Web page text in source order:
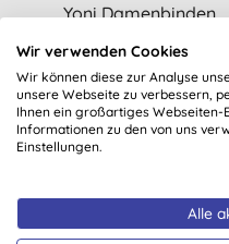
Yoni Damenbinden
4,80 € KAUFEN
Wir verwenden Cookies
Wir können diese zur Analyse
unsere Webseite zu verbessern,
Ihnen ein großartiges Webseiten-
Informationen zu den von uns
Einstellungen.
Alle